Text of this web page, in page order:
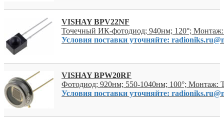
VISHAY BPV22NF
Точечный ИК-фотодиод; 940нм; 120°;
Условия поставки уточняйте:
VISHAY BPW20RF
Фотодиод; 920нм; 550-1040нм; 100°; Монтаж:
Условия поставки уточняйте: